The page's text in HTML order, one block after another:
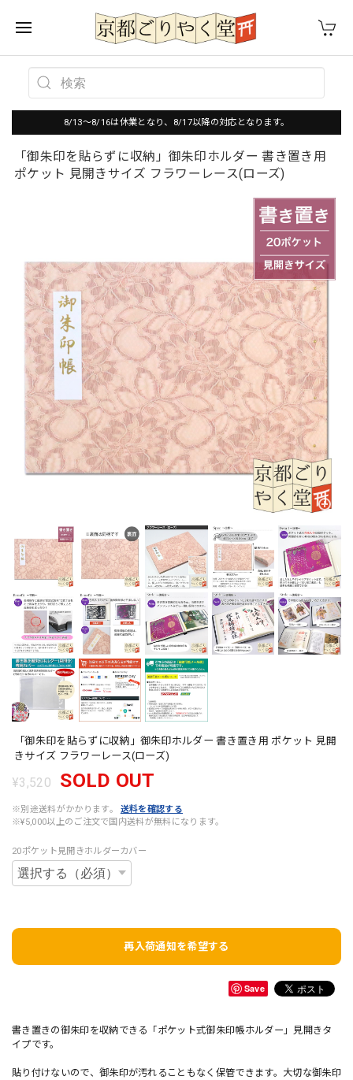
8/13～8/16は休業となり、8/17以降の対応となります。
「御朱印を貼らずに収納」御朱印ホルダー 書き置き用
ポケット 見開きサイズ フラワーレース(ローズ)
「御朱印を貼らずに収納」御朱印ホルダー 書き置き用 ポケット 見開
きサイズ フラワーレース(ローズ)
¥3,520 SOLD OUT
※別途送料がかかります。
送料を確認する
※¥5,000以上のご注文で国内送料が無料になります。
20ポケット見開きホルダーカバー
再入荷通知を希望する
Save
書き置きの御朱印を収納できる「ポケット式御朱印帳ホルダー」見開きタ
イプです。
貼り付けないので、御朱印が汚れることもなく保管できます。大切な御朱印